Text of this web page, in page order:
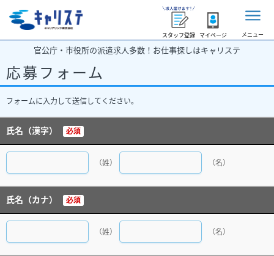
スタッフ登録 マイページ メニュー
官公庁・市役所の派遣求人多数！お仕事探しはキャリステ
応募フォーム
フォームに入力して送信してください。
氏名（漢字） 必須
（姓） （名）
氏名（カナ） 必須
（姓） （名）